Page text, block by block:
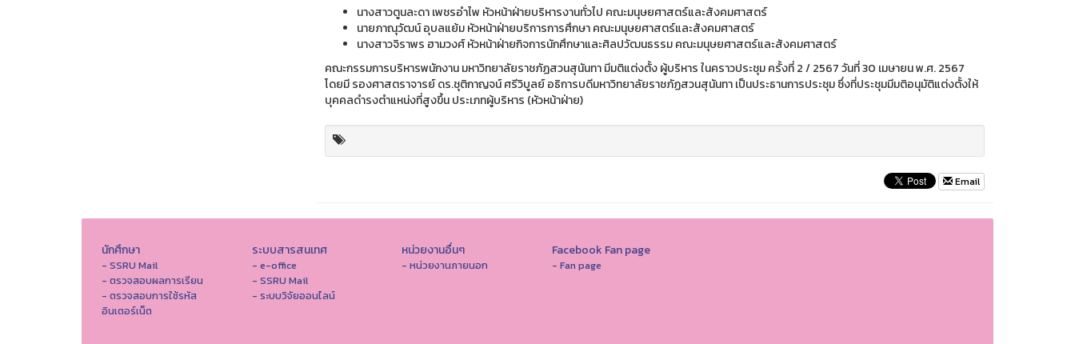
นางสาวตูนละดา เพชรอําไพ หัวหน้าฝ่ายบริหารงานทั่วไป คณะมนุษยศาสตร์และสังคมศาสตร์
นายภาณุวัฒน์ อุบลแย้ม หัวหน้าฝ่ายบริการการศึกษา คณะมนุษยศาสตร์และสังคมศาสตร์
นางสาวจิราพร ฮามวงศ์ หัวหน้าฝ่ายกิจการนักศึกษาและศิลปวัฒนธรรม คณะมนุษยศาสตร์และสังคมศาสตร์
คณะกรรมการบริหารพนักงาน มหาวิทยาลัยราชภัฏสวนสุนันทา มีมติแต่งตั้ง ผู้บริหาร ในคราวประชุม ครั้งที่ 2 / 2567 วันที่ 30 เมษายน พ.ศ. 2567
โดยมี รองศาสตราจารย์ ดร.ชุติกาญจน์ ศรีวิบูลย์ อธิการบดีมหาวิทยาลัยราชภัฏสวนสุนันทา เป็นประธานการประชุม ซึ่งที่ประชุมมีมติอนุมัติแต่งตั้งให้
บุคคลดำรงตำแหน่งที่สูงขึ้น ประเภทผู้บริหาร (หัวหน้าฝ่าย)
Email
นักศึกษา
- SSRU Mail
- ตรวจสอบผลการเรียน
- ตรวจสอบการใช้รหัส
อินเตอร์เน็ต
ระบบสารสนเทศ
- e-office
- SSRU Mail
- ระบบวิจัยออนไลน์
หน่วยงานอื่นๆ
- หน่วยงานภายนอก
Facebook Fan page
- Fan page